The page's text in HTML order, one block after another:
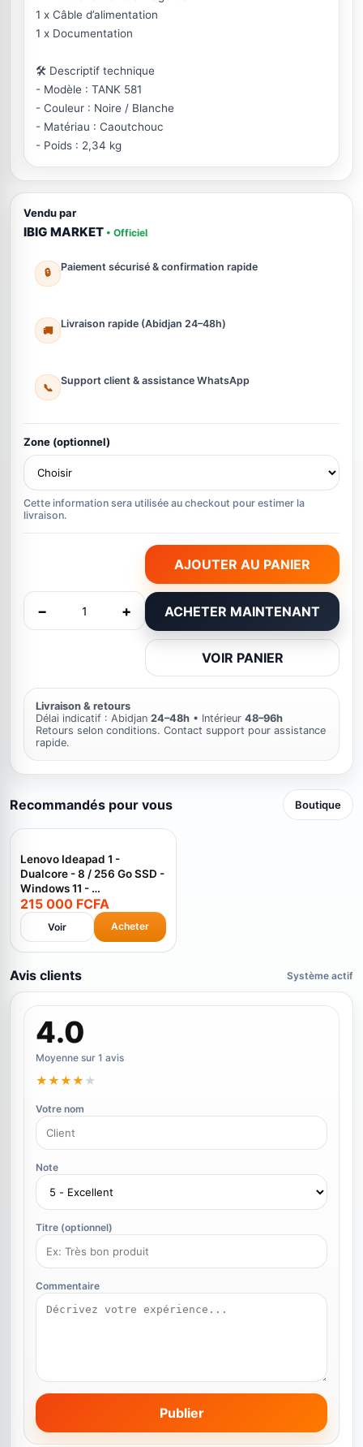
1 x Câble d’alimentation
1 x Documentation
🛠️ Descriptif technique
- Modèle : TANK 581
- Couleur : Noire / Blanche
- Matériau : Caoutchouc
- Poids : 2,34 kg
Vendu par
IBIG MARKET • Officiel
🔒 Paiement sécurisé & confirmation rapide
🚚
Livraison rapide (Abidjan 24–48h)
📞
Support client & assistance WhatsApp
Zone (optionnel)
Cette information sera utilisée au checkout pour estimer la
livraison.
− +
AJOUTER AU PANIER
ACHETER MAINTENANT
VOIR PANIER
Livraison & retours
Délai indicatif : Abidjan 24–48h • Intérieur 48–96h
Retours selon conditions. Contact support pour assistance
rapide.
Recommandés pour vous Boutique
Lenovo Ideapad 1 -
Dualcore - 8 / 256 Go SSD -
Windows 11 - …
215 000 FCFA
Voir Acheter
Avis clients Système actif
4.0
Moyenne sur 1 avis
★★★★ ★
Votre nom
Note
Titre (optionnel)
Commentaire
Publier